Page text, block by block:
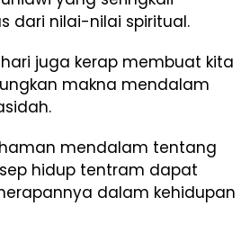
dari nilai-nilai spiritual.
juga kerap membuat kita
makna mendalam
mendalam tentang
hidup tentram dapat
dalam kehidupan